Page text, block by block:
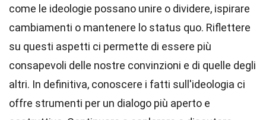
come le ideologie possano unire o dividere, ispirare
cambiamenti o mantenere lo status quo. Riflettere
su questi aspetti ci permette di essere più
consapevoli delle nostre convinzioni e di quelle degli
altri. In definitiva, conoscere i fatti sull'ideologia ci
offre strumenti per un dialogo più aperto e